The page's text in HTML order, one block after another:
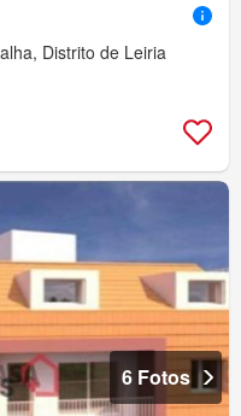
Distrito de Leiria
6 Fotos